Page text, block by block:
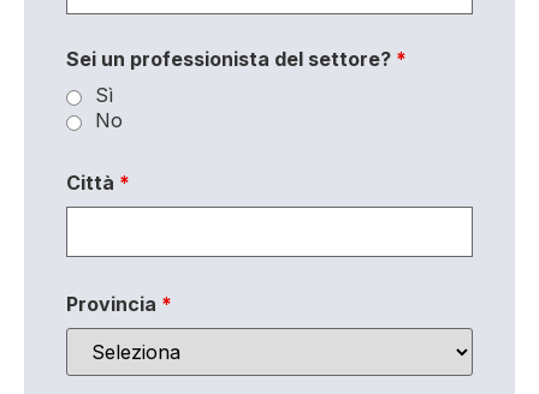
Sei un professionista del settore? *
Sì
No
Città *
Provincia *